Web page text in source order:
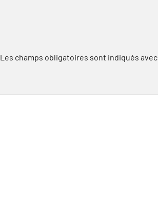
Les champs obligatoires sont indiqués avec